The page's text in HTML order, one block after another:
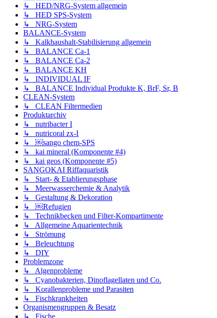
↳ HED/NRG-System allgemein
↳ HED SPS-System
↳ NRG-System
BALANCE-System
↳ Kalkhaushalt-Stabilisierung allgemein
↳ BALANCE Ca-1
↳ BALANCE Ca-2
↳ BALANCE KH
↳ INDIVIDUAL IF
↳ BALANCE Individual Produkte K, BrF, Sr, B
CLEAN-System
↳ CLEAN Filtermedien
Produktarchiv
↳ nutribacter I
↳ nutricoral zx-I
↳ ￼sango chem-SPS
↳ kai mineral (Komponente #4)
↳ kai geos (Komponente #5)
SANGOKAI Riffaquaristik
↳ Start- & Etablierungsphase
↳ Meerwasserchemie & Analytik
↳ Gestaltung & Dekoration
↳ ￼Refugien
↳ Technikbecken und Filter-Kompartimente
↳ Allgemeine Aquarientechnik
↳ Strömung
↳ Beleuchtung
↳ DIY
Problemzone
↳ Algenprobleme
↳ Cyanobakterien, Dinoflagellaten und Co.
↳ Korallenprobleme und Parasiten
↳ Fischkrankheiten
Organismengruppen & Besatz